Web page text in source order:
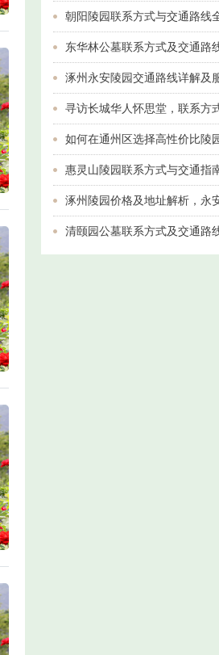
东华林公墓联系方式及交通路
惠灵山陵园联系方式与交通指
清颐园公墓联系方式及交通路